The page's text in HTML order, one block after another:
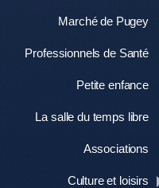
Marché de Pugey
Professionnels de Santé
Petite enfance
La salle du temps libre
Associations
Culture et loisirs